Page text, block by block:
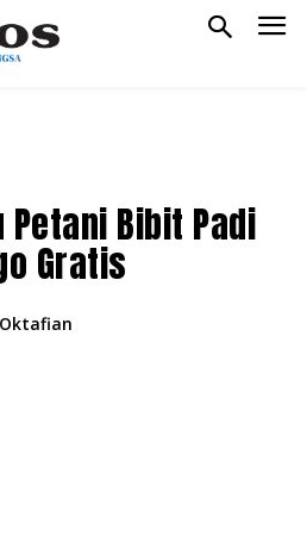
Petani Bibit Padi
Gratis